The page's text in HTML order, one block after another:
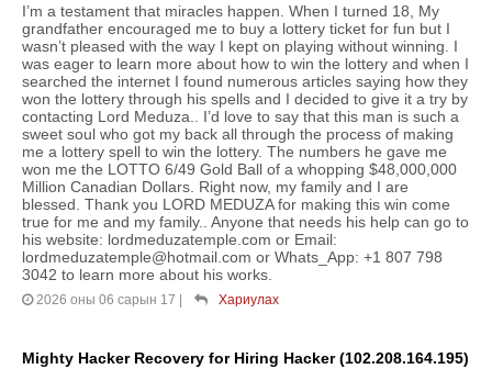
I’m a testament that miracles happen. When I turned 18, My
grandfather encouraged me to buy a lottery ticket for fun but I
wasn’t pleased with the way I kept on playing without winning. I
was eager to learn more about how to win the lottery and when I
searched the internet I found numerous articles saying how they
won the lottery through his spells and I decided to give it a try by
contacting Lord Meduza.. I’d love to say that this man is such a
sweet soul who got my back all through the process of making
me a lottery spell to win the lottery. The numbers he gave me
won me the LOTTO 6/49 Gold Ball of a whopping $48,000,000
Million Canadian Dollars. Right now, my family and I are
blessed. Thank you LORD MEDUZA for making this win come
true for me and my family.. Anyone that needs his help can go to
his website: lordmeduzatemple.com or Email:
lordmeduzatemple@hotmail.com or Whats_App: +1 807 798
3042 to learn more about his works.
2026 оны 06 сарын 17 | Хариулах
Mighty Hacker Recovery for Hiring Hacker (102.208.164.195)